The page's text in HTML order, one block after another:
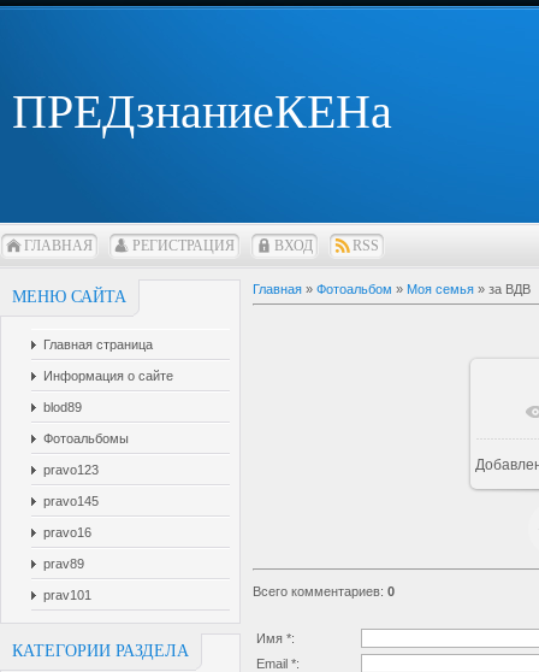
ПРЕДзнаниеКЕНа
ГЛАВНАЯ РЕГИСТРАЦИЯ ВХОД RSS
МЕНЮ САЙТА
Главная страница
Информация о сайте
blod89
Фотоальбомы
pravo123
pravo145
pravo16
prav89
prav101
КАТЕГОРИИ РАЗДЕЛА
Главная » Фотоальбом » Моя семья » за ВДВ
В
Всего комментариев: 0
Имя *:
Email *: